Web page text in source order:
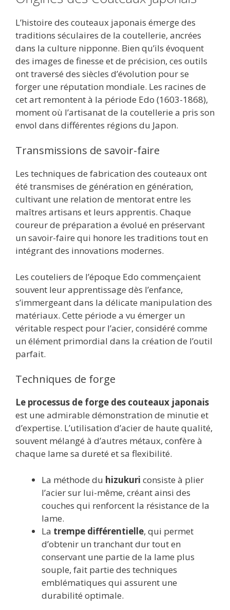
L’histoire des couteaux japonais émerge des
traditions séculaires de la coutellerie, ancrées
dans la culture nipponne. Bien qu’ils évoquent
des images de finesse et de précision, ces outils
ont traversé des siècles d’évolution pour se
forger une réputation mondiale. Les racines de
cet art remontent à la période Edo (1603-1868),
moment où l’artisanat de la coutellerie a pris son
envol dans différentes régions du Japon.
Transmissions de savoir-faire
Les techniques de fabrication des couteaux ont
été transmises de génération en génération,
cultivant une relation de mentorat entre les
maîtres artisans et leurs apprentis. Chaque
coureur de préparation a évolué en préservant
un savoir-faire qui honore les traditions tout en
intégrant des innovations modernes.
Les couteliers de l’époque Edo commençaient
souvent leur apprentissage dès l’enfance,
s’immergeant dans la délicate manipulation des
matériaux. Cette période a vu émerger un
véritable respect pour l’acier, considéré comme
un élément primordial dans la création de l’outil
parfait.
Techniques de forge
Le processus de forge des couteaux japonais
est une admirable démonstration de minutie et
d’expertise. L’utilisation d’acier de haute qualité,
souvent mélangé à d’autres métaux, confère à
chaque lame sa dureté et sa flexibilité.
La méthode du hizukuri consiste à plier
l’acier sur lui-même, créant ainsi des
couches qui renforcent la résistance de la
lame.
La trempe différentielle, qui permet
d’obtenir un tranchant dur tout en
conservant une partie de la lame plus
souple, fait partie des techniques
emblématiques qui assurent une
durabilité optimale.